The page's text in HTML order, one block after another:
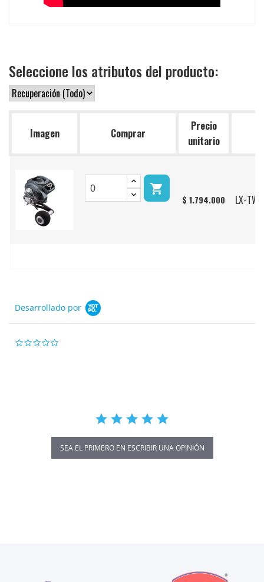
Seleccione los atributos del producto:
Imagen Comprar
Precio
unitario

$ 1.794.000 LX-
Desarrollado por
SEA EL PRIMERO EN ESCRIBIR UNA OPINIÓN